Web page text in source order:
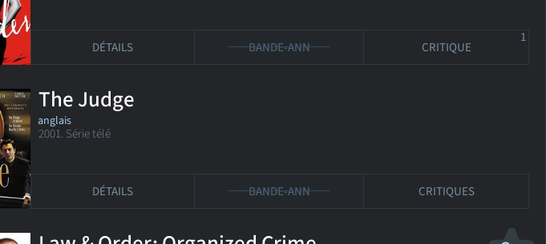
DÉTAILS BANDE-ANN CRITIQUE
1
The Judge
anglais
2001. Série télé
DÉTAILS BANDE-ANN CRITIQUES